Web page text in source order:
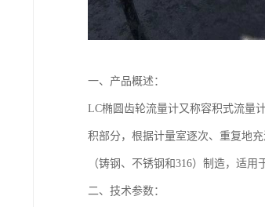
一、产品概述：
LC椭圆齿轮流量计又称容积式流量
积部分，根据计量室逐次、重复地
（铸钢、不锈钢和316）制造，适
二、技术参数：